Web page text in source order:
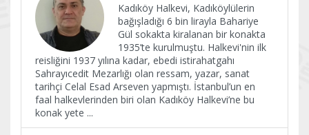
Kadıköy Halkevi, Kadıköylülerin
bağışladığı 6 bin lirayla Bahariye
Gül sokakta kiralanan bir konakta
1935’te kurulmuştu. Halkevi'nin ilk
reisliğini 1937 yılına kadar, ebedi istirahatgahı
Sahrayıcedit Mezarlığı olan ressam, yazar, sanat
tarihçi Celal Esad Arseven yapmıştı. İstanbul’un en
faal halkevlerinden biri olan Kadıköy Halkevi’ne bu
konak yete ...